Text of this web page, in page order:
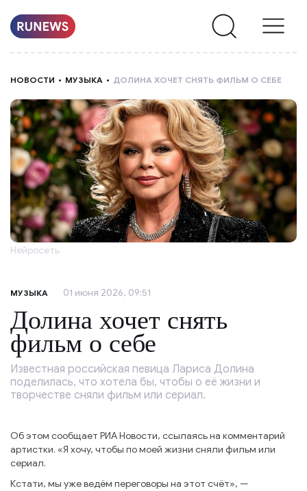
РУБРИКИ
О
НАС
НОВОСТИ МУЗЫКА ДОЛИНА ХОЧЕТ СНЯТЬ ФИЛЬМ О СЕБЕ
Нейросеть
МУЗЫКА 01 июня 2026, 09:51
Долина хочет снять
фильм о себе
Известная российская певица Лариса Долина
поделилась, что хотела бы, чтобы о её жизни и
творчестве сняли фильм или сериал.
Об этом сообщает РИА Новости, ссылаясь на комментарий
артистки. «Я хочу, чтобы по моей жизни сняли фильм или
сериал.
Кстати, мы уже ведём переговоры на этот счёт», —